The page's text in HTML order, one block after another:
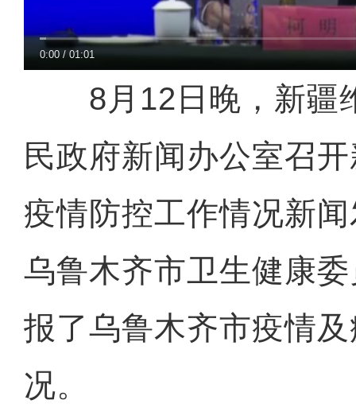
0:00/01:01
8月12日晚，新疆
民政府新闻办公室召
疫情防控工作情况新
乌鲁木齐市卫生健康
报了乌鲁木齐市疫情
况。